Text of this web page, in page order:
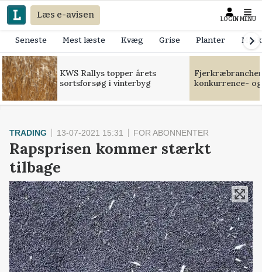
Læs e-avisen LOGIN MENU
Seneste Mest læste Kvæg Grise Planter
KWS Rallys topper årets
sortsforsøg i vinterbyg
konkurrence-
TRADING 13-07-2021 15:31 FOR ABONNENTER
Rapsprisen kommer stærkt
tilbage